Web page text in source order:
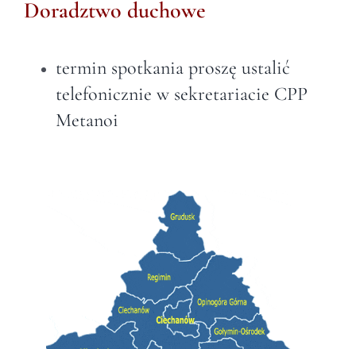
Doradztwo duchowe
termin spotkania proszę ustalić
telefonicznie w sekretariacie CPP
Metanoi